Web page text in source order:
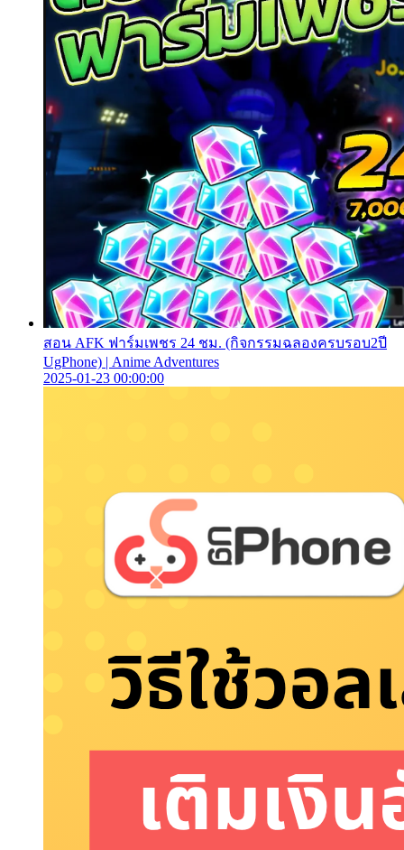
สอน AFK ฟาร์มเพชร 24 ชม. (กิจกรรมฉลองครบรอบ2ปี
UgPhone) | Anime Adventures
2025-01-23 00:00:00